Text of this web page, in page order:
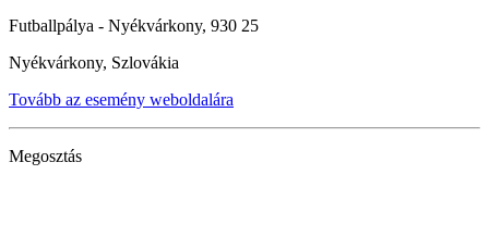
Futballpálya - Nyékvárkony, 930 25
Nyékvárkony, Szlovákia
Tovább az esemény weboldalára
Megosztás